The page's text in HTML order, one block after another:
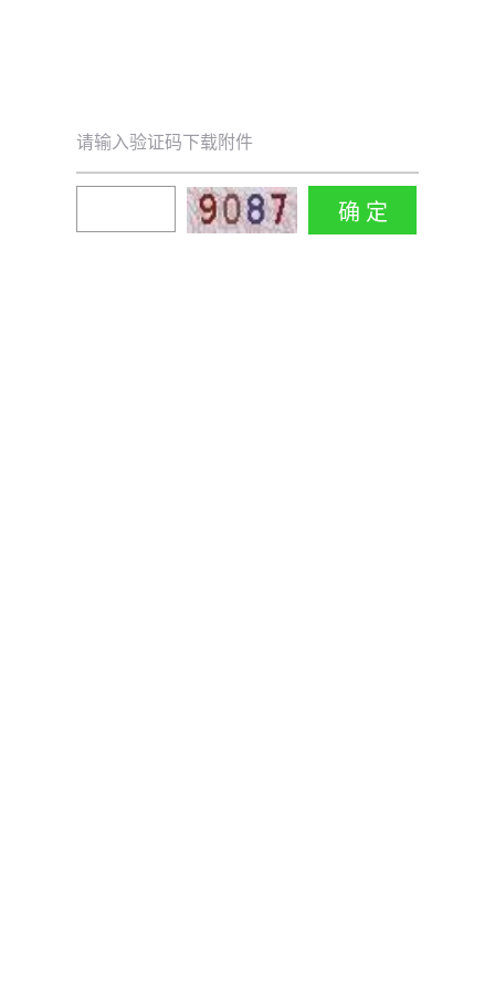
请输入验证码下载附件